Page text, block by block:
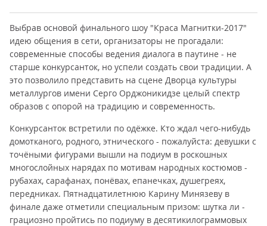
Выбрав основой финального шоу "Краса Магнитки-2017"
идею общения в сети, организаторы не прогадали:
современные способы ведения диалога в паутине - не
старше конкурсанток, но успели создать свои традиции. А
это позволило представить на сцене Дворца культуры
металлургов имени Серго Орджоникидзе целый спектр
образов с опорой на традицию и современность.
Конкурсанток встретили по одёжке. Кто ждал чего-нибудь
домотканого, родного, этнического - пожалуйста: девушки с
точёными фигурами вышли на подиум в роскошных
многослойных нарядах по мотивам народных костюмов -
рубахах, сарафанах, понёвах, епанечках, душегреях,
передниках. Пятнадцатилетнюю Карину Минязеву в
финале даже отметили специальным призом: шутка ли -
грациозно пройтись по подиуму в десятикилограммовых